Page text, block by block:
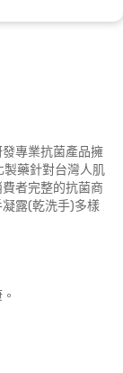
專業抗菌產品擁
製藥針對台灣人肌
者完整的抗菌商
露(乾洗手)多樣